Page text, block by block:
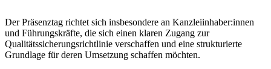
Der Präsenztag richtet sich insbesondere an Kanzleiinhaber:innen
und Führungskräfte, die sich einen klaren Zugang zur
Qualitätssicherungsrichtlinie verschaffen und eine strukturierte
Grundlage für deren Umsetzung schaffen möchten.